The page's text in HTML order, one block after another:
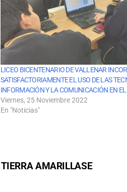
LICEO BICENTENARIO DE VALLENAR
SATISFACTORIAMENTE EL USO DE LAS
INFORMACIÓN Y LA COMUNICACIÓN EN
Viernes, 25 Noviembre 2022
En "Noticias"
AMARILLASE